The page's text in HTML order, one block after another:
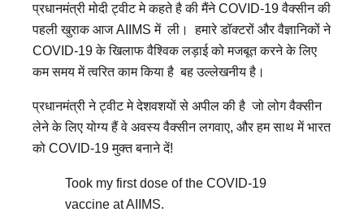
प्रधानमंत्री मोदी ट्वीट मे कहते है की मैंनेCOVID-19 वैक्सीन की
पहली खुराकआज AIIMS में ली।हमारे डॉक्टरों और वैज्ञानिकों ने
COVID-19 के खिलाफ वैश्विक लड़ाई को मजबूत करने के लिए
कम समय में त्वरित काम किया है बह उल्लेखनीय है।
प्रधानमंत्री ने ट्वीट मे देशवशयों से अपील की है जो लोगवैक्सीन
लेने के लिए योग्य हैं वे अवस्य वैक्सीन लगवाए, और हम साथ में भारत
को COVID-19 मुक्त बनाने दें!
Took my first dose of the COVID-19
vaccine at AIIMS.